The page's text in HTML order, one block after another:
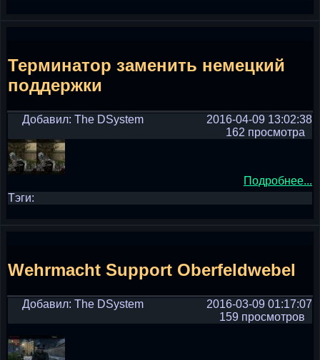
Терминатор заменить немецкий
поддержки
Добавил: The DSystem
2016-04-09 13:02:38
162 просмотра
Подробнее...
Тэги:
Wehrmacht Support Oberfeldwebel
Добавил: The DSystem
2016-03-09 01:17:07
159 просмотров